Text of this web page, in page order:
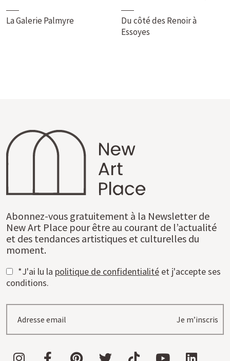
La Galerie Palmyre
Du côté des Renoir à
Essoyes
Abonnez-vous gratuitement à la Newsletter de
New Art Place pour être au courant de l’actualité
et des tendances artistiques et culturelles du
moment.
*J'ai lu la politique de confidentialité et j'accepte ses
conditions.
Je m’inscris